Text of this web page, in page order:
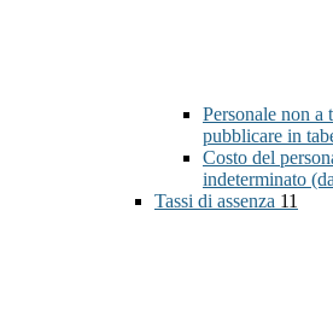
Personale non a
pubblicare in
Costo del
indeterminato
Tassi di assenza 11